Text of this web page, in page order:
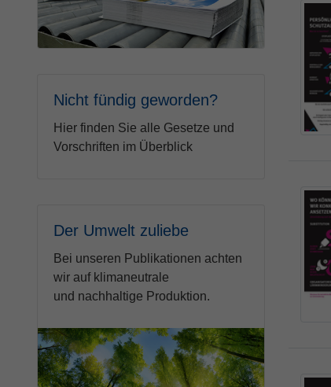
Nicht fündig geworden?
Hier finden Sie alle Gesetze und
Vorschriften im Überblick
Der Umwelt zuliebe
Bei unseren Publikationen achten
wir auf klimaneutrale
und nachhaltige Produktion.